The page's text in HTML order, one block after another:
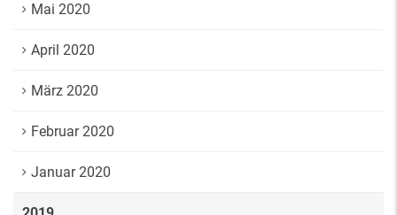
Mai 2020
April 2020
März 2020
Februar 2020
Januar 2020